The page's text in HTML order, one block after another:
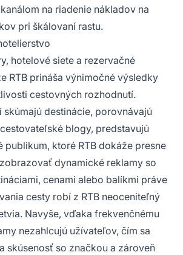
na riadenie nákladov na
pri škálovaní rastu.
hotelové siete a rezervačné
RTB prináša výnimočné výsledky
cestovných rozhodnutí.
skúmajú destinácie, porovnávajú
blogy, predstavujú
publikum, ktoré RTB dokáže presne
dynamické reklamy so
cenami alebo balíkmi práve
cesty robí z RTB neoceniteľný
Navyše, vďaka frekvenčnému
nezahlcujú užívateľov, čím sa
skúsenosť so značkou a zároveň